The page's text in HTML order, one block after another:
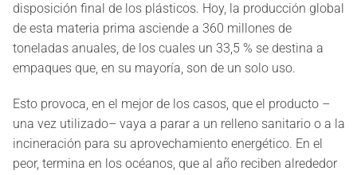
disposición final de los plásticos. Hoy, la producción global
de esta materia prima asciende a 360 millones de
toneladas anuales, de los cuales un 33,5 % se destina a
empaques que, en su mayoría, son de un solo uso.
Esto provoca, en el mejor de los casos, que el producto –
una vez utilizado– vaya a parar a un relleno sanitario o a la
incineración para su aprovechamiento energético. En el
peor, termina en los océanos, que al año reciben alrededor